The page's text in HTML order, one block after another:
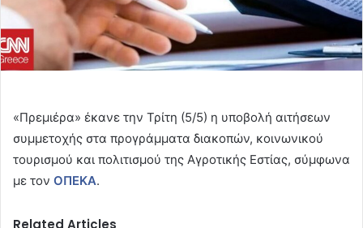
«Πρεμιέρα» έκανε την Τρίτη (5/5) η υποβολή αιτήσεων
συμμετοχής στα προγράμματα διακοπών, κοινωνικού
τουρισμού και πολιτισμού της Αγροτικής Εστίας, σύμφωνα
με τον ΟΠΕΚΑ.